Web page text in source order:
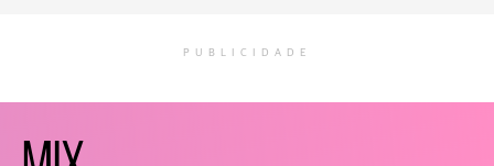
PUBLICIDADE